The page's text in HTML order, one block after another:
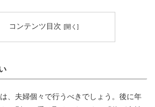
コンテンツ目次
、夫婦個々で行うべきでしょう。後に年